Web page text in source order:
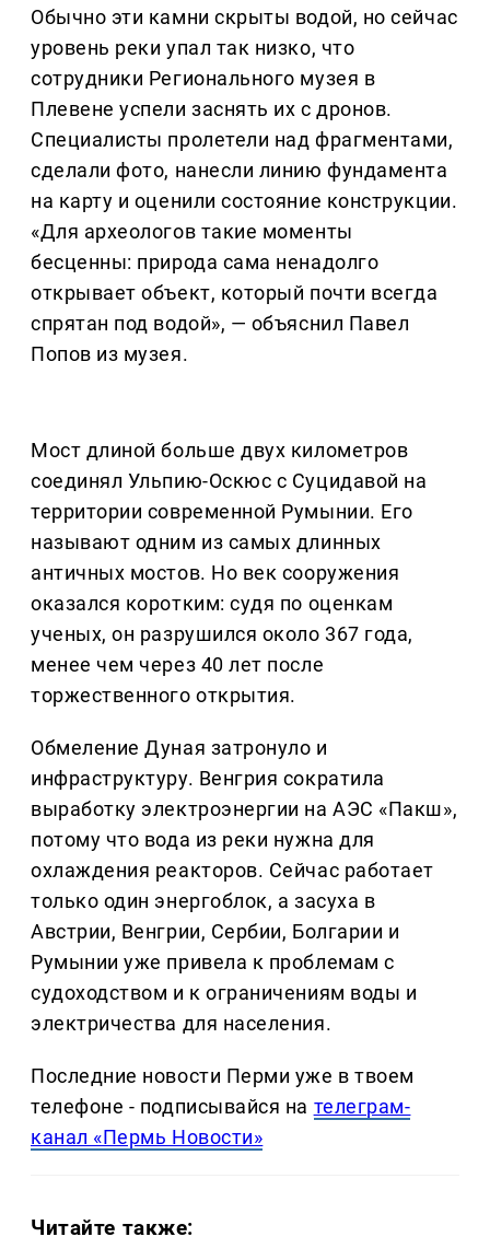
Обычно эти камни скрыты водой, но сейчас
уровень реки упал так низко, что
сотрудники Регионального музея в
Плевене успели заснять их с дронов.
Специалисты пролетели над фрагментами,
сделали фото, нанесли линию фундамента
на карту и оценили состояние конструкции.
«Для археологов такие моменты
бесценны: природа сама ненадолго
открывает объект, который почти всегда
спрятан под водой», — объяснил Павел
Попов из музея.
Мост длиной больше двух километров
соединял Ульпию-Оскюс с Суцидавой на
территории современной Румынии. Его
называют одним из самых длинных
античных мостов. Но век сооружения
оказался коротким: судя по оценкам
ученых, он разрушился около 367 года,
менее чем через 40 лет после
торжественного открытия.
Обмеление Дуная затронуло и
инфраструктуру. Венгрия сократила
выработку электроэнергии на АЭС «Пакш»,
потому что вода из реки нужна для
охлаждения реакторов. Сейчас работает
только один энергоблок, а засуха в
Австрии, Венгрии, Сербии, Болгарии и
Румынии уже привела к проблемам с
судоходством и к ограничениям воды и
электричества для населения.
Последние новости Перми уже в твоем
телефоне - подписывайся на телеграм-
канал «Пермь Новости»
Читайте также: